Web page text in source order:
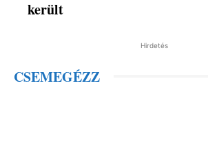
került
Hirdetés
CSEMEGÉZZ